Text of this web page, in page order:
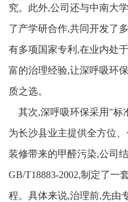
究。此外,公司还与中南大
了产学研合作,共同开发了
有多项国家专利,在业内处
富的治理经验,让深呼吸环
质之选。
其次,深呼吸环保采用"标
为长沙县业主提供全方位
装修带来的甲醛污染,公司
GB/T18883-2002,制定了
程。具体来说,治理前,先由